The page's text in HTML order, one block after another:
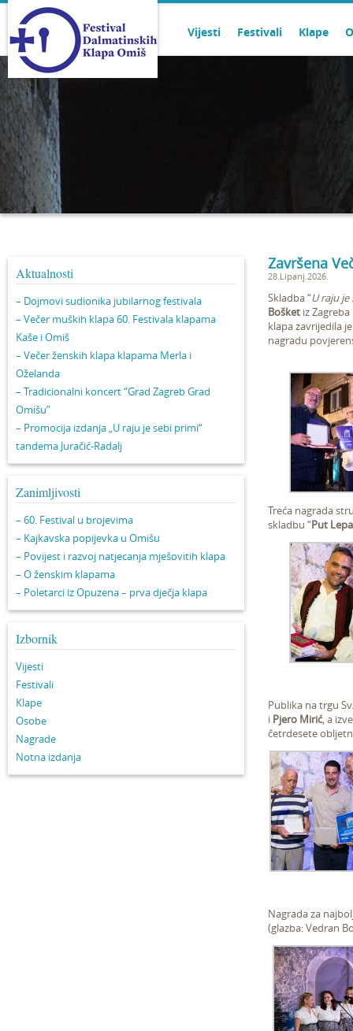
Vijesti Festivali Klape
Aktualnosti
– Dojmovi sudionika jubilarnog festivala
– Večer muških klapa 60. Festivala klapama
Kaše i Omiš
– Večer ženskih klapa klapama Merla i
Oželanda
– Tradicionalni koncert “Grad Zagreb Grad
Omišu”
– Promocija izdanja „U raju je sebi primi“
tandema Juračić-Radalj
Zanimljivosti
– 60. Festival u brojevima
– Kajkavska popijevka u Omišu
– Povijest i razvoj natjecanja mješovitih klapa
– O ženskim klapama
– Poletarci iz Opuzena – prva dječja klapa
Izbornik
Vijesti
Festivali
Klape
Osobe
Nagrade
Notna izdanja
Završena
28.Lipanj.2026.
Skladba “U raju
Bošket iz
klapa zavrijedila
nagradu
Treća nagrada
skladbu “Put
Publika na trgu
i Pjero Mirić, a
četrdesete
Nagrada za
(glazba: Vedran